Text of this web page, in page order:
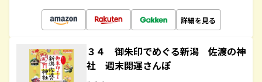
詳細を見る
３４ 御朱印でめぐる新潟 佐渡の神
社 週末開運さんぽ